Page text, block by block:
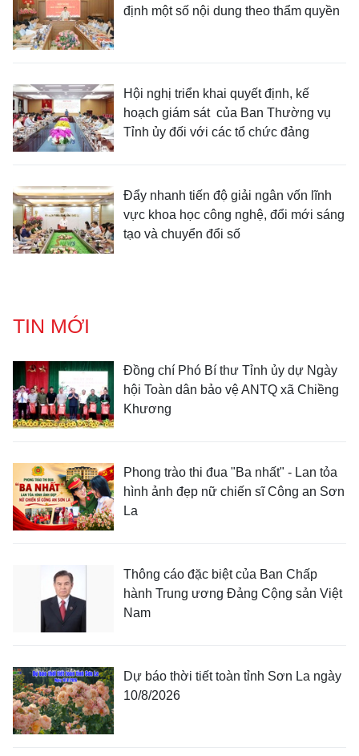
định một số nội dung theo thẩm quyền
Hội nghị triển khai quyết định, kế
hoạch giám sát của Ban Thường vụ
Tỉnh ủy đối với các tổ chức đảng
Đẩy nhanh tiến độ giải ngân vốn lĩnh
vực khoa học công nghệ, đổi mới sáng
tạo và chuyển đổi số
TIN MỚI
Đồng chí Phó Bí thư Tỉnh ủy dự Ngày
hội Toàn dân bảo vệ ANTQ xã Chiềng
Khương
Phong trào thi đua "Ba nhất" - Lan tỏa
hình ảnh đẹp nữ chiến sĩ Công an Sơn
La
Thông cáo đặc biệt của Ban Chấp
hành Trung ương Đảng Cộng sản Việt
Nam
Dự báo thời tiết toàn tỉnh Sơn La ngày
10/8/2026